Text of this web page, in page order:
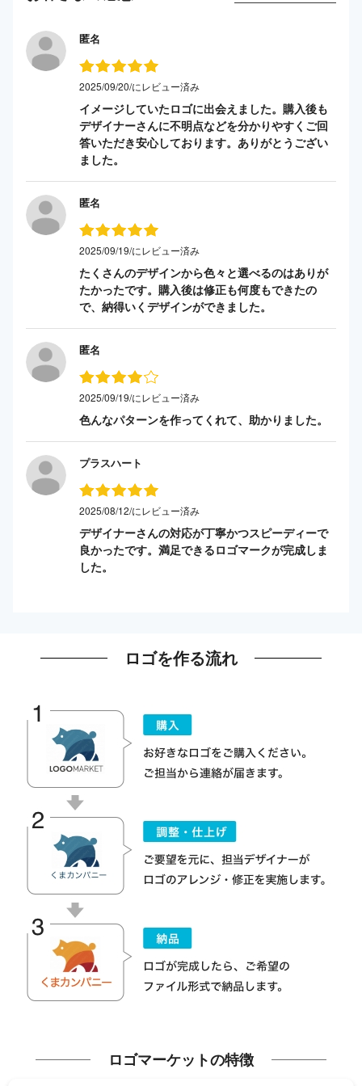
匿名
2025/09/20/にレビュー済み
イメージしていたロゴに出会えました。購入後も
デザイナーさんに不明点などを分かりやすくご回
答いただき安心しております。ありがとうござい
ました。
匿名
2025/09/19/にレビュー済み
たくさんのデザインから色々と選べるのはありが
たかったです。購入後は修正も何度もできたの
で、納得いくデザインができました。
匿名
2025/09/19/にレビュー済み
色んなパターンを作ってくれて、助かりました。
プラスハート
2025/08/12/にレビュー済み
デザイナーさんの対応が丁寧かつスピーディーで
良かったです。満足できるロゴマークが完成しま
した。
ロゴを作る流れ
ロゴマーケットの特徴